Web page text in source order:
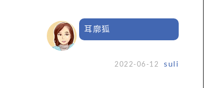
耳廓狐
2022-06-12 suli